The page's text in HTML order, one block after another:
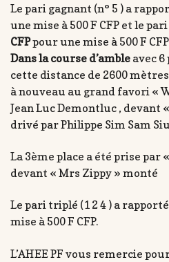
Le pari gagnant (n° 5 ) a
une mise à 500 F CFP et le
CFPpour une mise à 500 F
Dans la course d’amble avec
cette distance de 2600
à nouveau au grand favori «
Jean Luc Demontluc , devant
drivé par Philippe Sim Sam
La 3ème place a été prise par
devant « Mrs Zippy » monté
Le pari triplé (1 2 4 ) a rapporté
mise à 500 F CFP.
L’AHEE PF vous remercie